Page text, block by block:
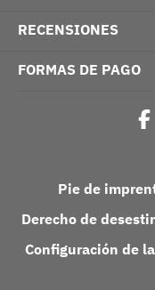
RECENSIONES
FORMAS DE PAGO
Pie de
Derecho de
Configuración de